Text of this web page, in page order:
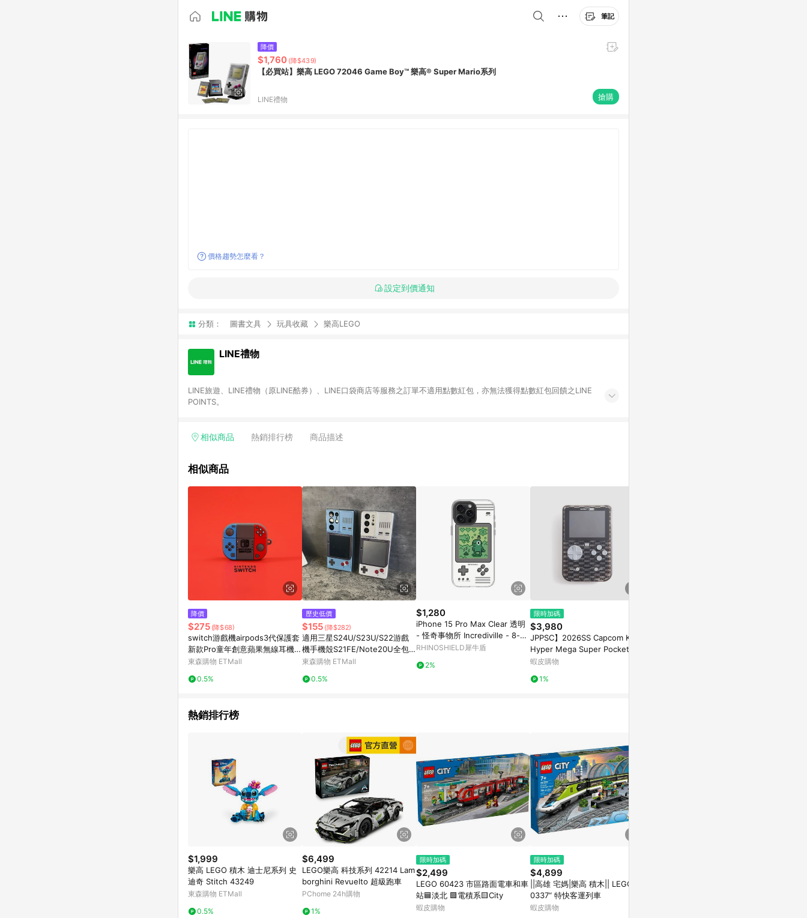
筆記
降價
$1,760 (降$439)
【必買站】樂高 LEGO 72046 Game Boy™ 樂高® Super Mario系列
LINE禮物 搶購
價格趨勢怎麼看？
設定到價通知
分類： 圖書文具 玩具收藏 樂高LEGO
LINE禮物
LINE旅遊、LINE禮物（原LINE酷券）、LINE口袋商店等服務之訂單不適用點數紅包，亦無法獲得點數紅包回饋之LINE
POINTS。
相似商品 熱銷排行榜 商品描述
相似商品
降價
$275 (降$68)
switch游戲機airpods3代保護套
新款Pro童年創意蘋果無線耳機盒
殼
東森購物 ETMall
0.5%
歷史低價
$155 (降$282)
適用三星S24U/S23U/S22游戲
機手機殼S21FE/Note20U全包
防摔軟殼iPhone14創意照片保護
東森購物 ETMall
0.5%
$1,280
iPhone 15 Pro Max Clear 透明
- 怪奇事物所 Incrediville - 8-bit
所長飼育家
RHINOSHIELD犀牛盾
2%
限時加碼
$3,980
JPPSC】2026SS Capcom Kith
Hyper Mega Super Pocket GA
ME BOY 掌機
蝦皮購物
1%
熱銷排行榜
$1,999
樂高 LEGO 積木 迪士尼系列 史
迪奇 Stitch 43249
東森購物 ETMall
0.5%
$6,499
LEGO樂高 科技系列 42214 Lam
borghini Revuelto 超級跑車
PChome 24h購物
1%
限時加碼
$2,499
LEGO 60423 市區路面電車和車
站🟦淡北 🟩電積系🟨City
蝦皮購物
限時加碼
$4,899
||高雄 宅媽|樂高 積木|| LEGO“6
0337“ 特快客運列車
蝦皮購物